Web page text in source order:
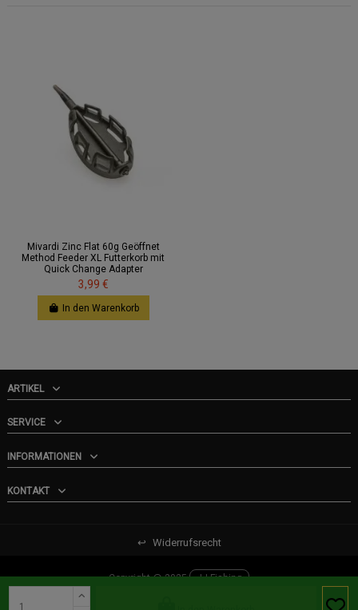
Mivardi Zinc Flat 60g Geöffnet
Method Feeder XL Futterkorb mit
Quick Change Adapter
3,99 €
In den Warenkorb
ARTIKEL
SERVICE
INFORMATIONEN
KONTAKT
↩ Widerrufsrecht
Copyright @ 2025 JJ-Fishing